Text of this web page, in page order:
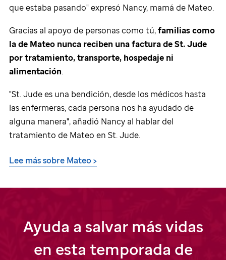
que estaba pasando" expresó Nancy, mamá de Mateo.
Gracias al apoyo de personas como tú,familias como
la de Mateo nunca reciben una factura deSt. Jude
por tratamiento, transporte, hospedaje ni
alimentación.
"St. Judees una bendición, desde los médicos hasta
las enfermeras, cada persona nos ha ayudado de
alguna manera", añadió Nancy al hablar del
tratamiento de Mateo en St. Jude.
Lee más sobre Mateo >
Ayuda a salvar más vidas
en esta temporada de